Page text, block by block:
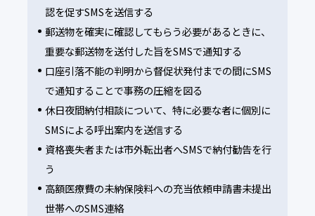
認を促すSMSを送信する
郵送物を確実に確認してもらう必要があるときに、
重要な郵送物を送付した旨をSMSで通知する
口座引落不能の判明から督促状発付までの間にSMS
で通知することで事務の圧縮を図る
休日夜間納付相談について、特に必要な者に個別に
SMSによる呼出案内を送信する
資格喪失者または市外転出者へSMSで納付勧告を行
う
高額医療費の未納保険料への充当依頼申請書未提出
世帯へのSMS連絡